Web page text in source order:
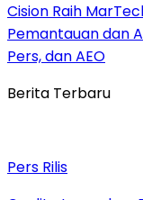
Cision Raih
Pemantauan dan
Pers, dan AEO
Berita Terbaru
Pers Rilis